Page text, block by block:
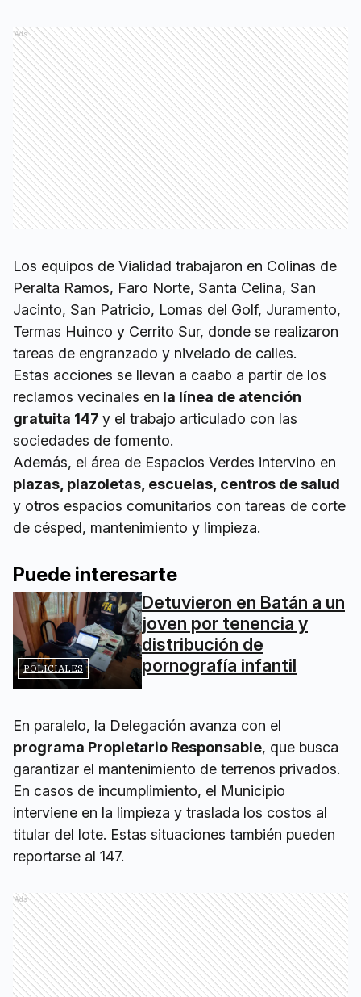
Ads
Los equipos de Vialidad trabajaron en Colinas de
Peralta Ramos, Faro Norte, Santa Celina, San
Jacinto, San Patricio, Lomas del Golf, Juramento,
Termas Huinco y Cerrito Sur, donde se realizaron
tareas de engranzado y nivelado de calles.
Estas acciones se llevan a caabo a partir de los
reclamos vecinales en la línea de atención
gratuita 147 y el trabajo articulado con las
sociedades de fomento.
Además, el área de Espacios Verdes intervino en
plazas, plazoletas, escuelas, centros de salud
y otros espacios comunitarios con tareas de corte
de césped, mantenimiento y limpieza.
Puede interesarte
POLICIALES
Detuvieron en Batán a un
joven por tenencia y
distribución de
pornografía infantil
En paralelo, la Delegación avanza con el
programa Propietario Responsable, que busca
garantizar el mantenimiento de terrenos privados.
En casos de incumplimiento, el Municipio
interviene en la limpieza y traslada los costos al
titular del lote. Estas situaciones también pueden
reportarse al 147.
Ads